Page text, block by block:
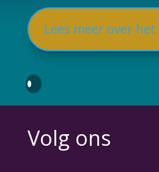
Lees meer over
Volg ons